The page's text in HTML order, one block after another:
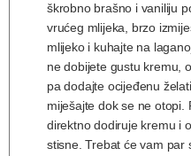
škrobno brašno i vaniliju
vrućeg mlijeka, brzo
mlijeko i kuhajte na
ne dobijete gustu kremu,
pa dodajte ocijeđenu
miješajte dok se ne otopi.
direktno dodiruje kremu i
stisne. Trebat će vam par